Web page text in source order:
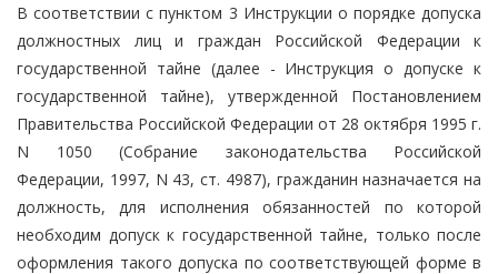
В соответствии с пунктом 3 Инструкции о порядке допуска
должностных лиц и граждан Российской Федерации к
государственной тайне (далее - Инструкция о допуске к
государственной тайне), утвержденной Постановлением
Правительства Российской Федерации от 28 октября 1995 г.
N 1050 (Собрание законодательства Российской
Федерации, 1997, N 43, ст. 4987), гражданин назначается на
должность, для исполнения обязанностей по которой
необходим допуск к государственной тайне, только после
оформления такого допуска по соответствующей форме в